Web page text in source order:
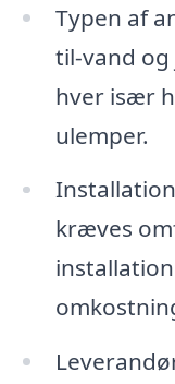
Typen af
til-vand
hver især
ulemper.
kræves